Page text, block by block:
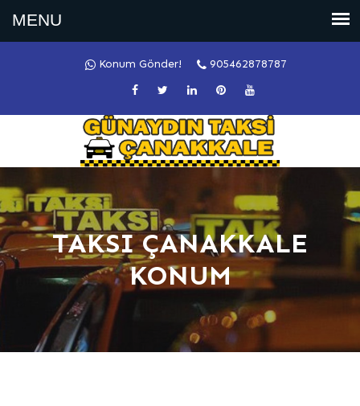
Konum Gönder! 905462878787
TAKSI ÇANAKKALE
KONUM